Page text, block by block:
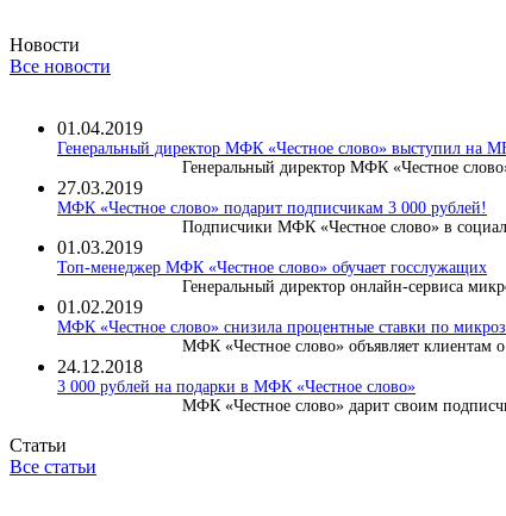
Новости
Все новости
01.04.2019
Генеральный директор МФК «Честное слово» выступил на
Генеральный директор МФК «Честное
27.03.2019
МФК «Честное слово» подарит подписчикам 3 000 рублей!
Подписчики МФК «Честное слово» в
01.03.2019
Топ-менеджер МФК «Честное слово» обучает госслужащих
Генеральный директор онлайн-сервиса
01.02.2019
МФК «Честное слово» снизила процентные ставки по
МФК «Честное слово» объявляет клиентам
24.12.2018
3 000 рублей на подарки в МФК «Честное слово»
МФК «Честное слово» дарит своим
Статьи
Все статьи